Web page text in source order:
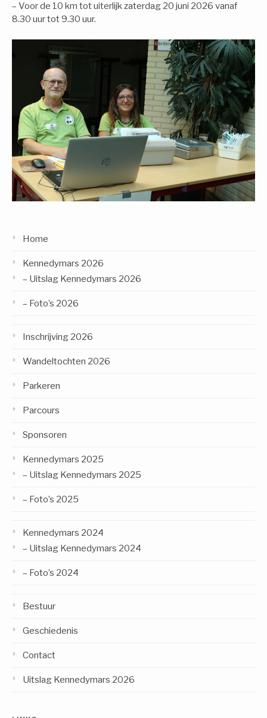
– Voor de 10 km tot uiterlijk zaterdag 20 juni 2026 vanaf
8.30 uur tot 9.30 uur.
Home
Kennedymars 2026
– Uitslag Kennedymars 2026
– Foto’s 2026
Inschrijving 2026
Wandeltochten 2026
Parkeren
Parcours
Sponsoren
Kennedymars 2025
– Uitslag Kennedymars 2025
– Foto’s 2025
Kennedymars 2024
– Uitslag Kennedymars 2024
– Foto’s 2024
Bestuur
Geschiedenis
Contact
Uitslag Kennedymars 2026